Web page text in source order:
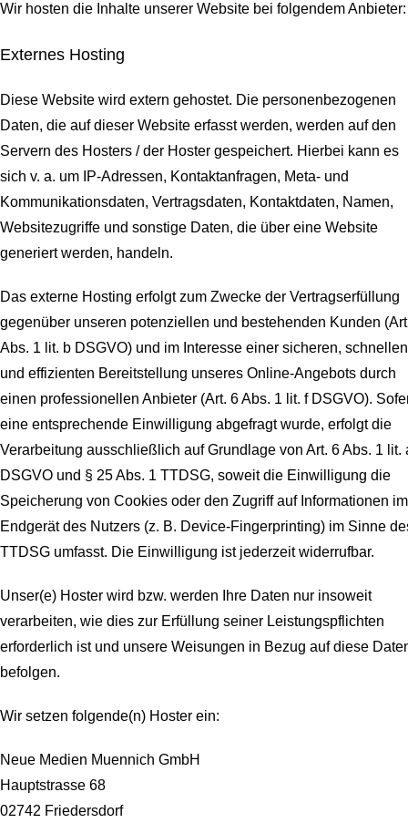
Wir hosten die Inhalte unserer Website bei folgendem Anbieter:
Externes Hosting
Diese Website wird extern gehostet. Die personenbezogenen
Daten, die auf dieser Website erfasst werden, werden auf den
Servern des Hosters / der Hoster gespeichert. Hierbei kann es
sich v. a. um IP-Adressen, Kontaktanfragen, Meta- und
Kommunikationsdaten, Vertragsdaten, Kontaktdaten, Namen,
Websitezugriffe und sonstige Daten, die über eine Website
generiert werden, handeln.
Das externe Hosting erfolgt zum Zwecke der Vertragserfüllung
gegenüber unseren potenziellen und bestehenden Kunden
Abs. 1 lit. b DSGVO) und im Interesse einer sicheren, schnellen
und effizienten Bereitstellung unseres Online-Angebots durch
einen professionellen Anbieter (Art. 6 Abs. 1 lit. f DSGVO).
eine entsprechende Einwilligung abgefragt wurde, erfolgt die
Verarbeitung ausschließlich auf Grundlage von Art. 6 Abs. 1 lit.
DSGVO und § 25 Abs. 1 TTDSG, soweit die Einwilligung die
Speicherung von Cookies oder den Zugriff auf Informationen im
Endgerät des Nutzers (z. B. Device-Fingerprinting) im Sinne
TTDSG umfasst. Die Einwilligung ist jederzeit widerrufbar.
Unser(e) Hoster wird bzw. werden Ihre Daten nur insoweit
verarbeiten, wie dies zur Erfüllung seiner Leistungspflichten
erforderlich ist und unsere Weisungen in Bezug auf diese
befolgen.
Wir setzen folgende(n) Hoster ein:
Neue Medien Muennich GmbH
Hauptstrasse 68
02742 Friedersdorf